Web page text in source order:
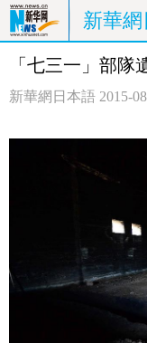
新華
ホームページ
観光
「七三一」部隊
新華網日本語 2015-